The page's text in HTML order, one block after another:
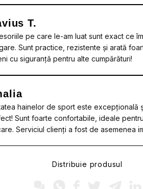
T.
pe care le-am luat sunt exact ce
Sunt practice, rezistente și arată
cu siguranță pentru alte cumpărături!
hainelor de sport este excepțională
Sunt foarte confortabile, ideale
Serviciul clienți a fost de asemenea
Distribuie produsul